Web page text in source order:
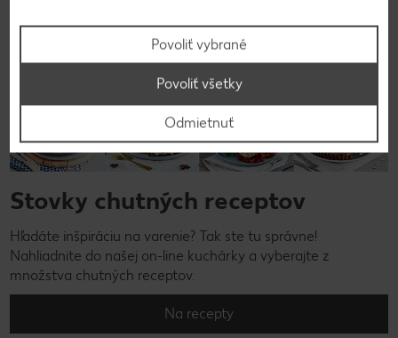
Stovky chutných receptov
Hľadáte inšpiráciu na varenie? Tak ste tu správne!
Nahliadnite do našej on-line kuchárky a vyberajte z
množstva chutných receptov.
Na recepty
Povoliť vybrané
Odmietnuť
Povoliť všetky